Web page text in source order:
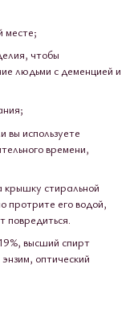
месте;
чтобы
людьми с деменцией и
вы используете
времени,
крышку стиральной
протрите его водой,
повредиться.
высший спирт
оптический